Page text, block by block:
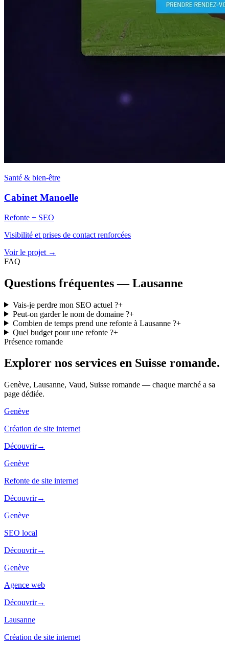
Santé & bien-être
Cabinet Manoelle
Refonte + SEO
Visibilité et prises de contact renforcées
Voir le projet →
FAQ
Questions fréquentes — Lausanne
Vais-je perdre mon SEO actuel ?+
Peut-on garder le nom de domaine ?+
Combien de temps prend une refonte à Lausanne ?+
Quel budget pour une refonte ?+
Présence romande
Explorer nos services en Suisse romande.
Genève, Lausanne, Vaud, Suisse romande — chaque marché a sa
page dédiée.
Genève
Création de site internet
Découvrir→
Genève
Refonte de site internet
Découvrir→
Genève
SEO local
Découvrir→
Genève
Agence web
Découvrir→
Lausanne
Création de site internet